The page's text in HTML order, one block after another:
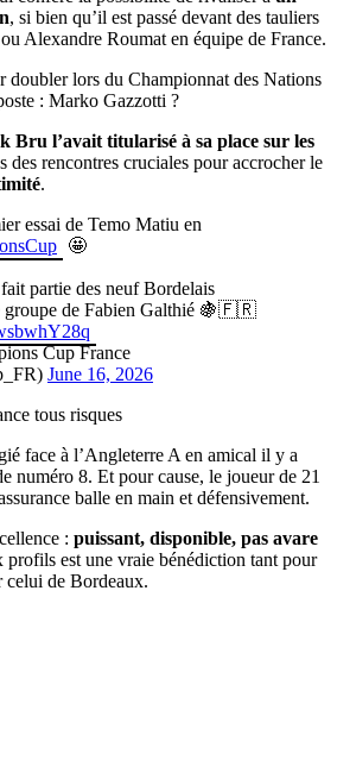
, si bien qu’il est passé devant des tauliers
Alexandre Roumat en équipe de France.
doubler lors du Championnat des Nations
: Marko Gazzotti ?
Bru l’avait titularisé à sa place sur les
des rencontres cruciales pour accrocher le
.
essai de Temo Matiu en
🤩
partie des neuf Bordelais
groupe de Fabien Galthié 🍇🇫🇷
Cup France
June 16, 2026
tous risques
face à l’Angleterre A en amical il y a
numéro 8. Et pour cause, le joueur de 21
balle en main et défensivement.
: puissant, disponible, pas avare
profils est une vraie bénédiction tant pour
celui de Bordeaux.